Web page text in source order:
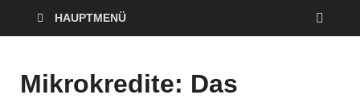
HAUPTMENÜ
Mikrokredite: Das